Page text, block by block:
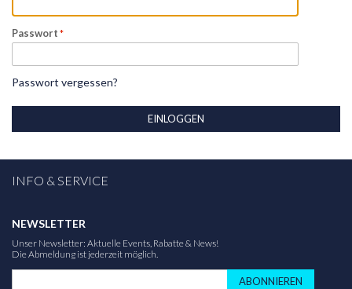
Passwort
Passwort vergessen?
EINLOGGEN
INFO & SERVICE
NEWSLETTER
Unser Newsletter: Aktuelle Events, Rabatte & News!
Die Abmeldung ist jederzeit möglich.
ABONNIEREN